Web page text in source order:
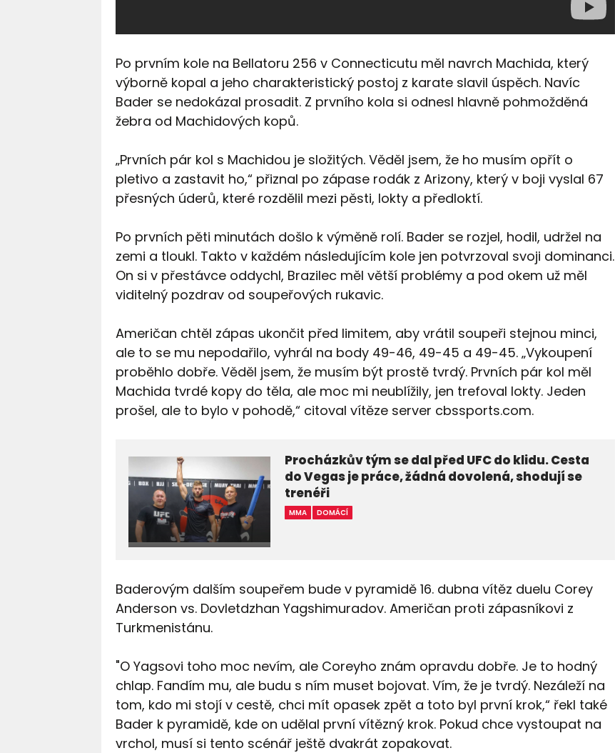
Po prvním kole na Bellatoru 256 v Connecticutu měl navrch Machida, který
výborně kopal a jeho charakteristický postoj z karate slavil úspěch. Navíc
Bader se nedokázal prosadit. Z prvního kola si odnesl hlavně pohmožděná
žebra od Machidových kopů.
„Prvních pár kol s Machidou je složitých. Věděl jsem, že ho musím opřít o
pletivo a zastavit ho,“ přiznal po zápase rodák z Arizony, který v boji vyslal 67
přesných úderů, které rozdělil mezi pěsti, lokty a předloktí.
Po prvních pěti minutách došlo k výměně rolí. Bader se rozjel, hodil, udržel na
zemi a tloukl. Takto v každém následujícím kole jen potvrzoval svoji dominanci.
On si v přestávce oddychl, Brazilec měl větší problémy a pod okem už měl
viditelný pozdrav od soupeřových rukavic.
Američan chtěl zápas ukončit před limitem, aby vrátil soupeři stejnou minci,
ale to se mu nepodařilo, vyhrál na body 49-46, 49-45 a 49-45. „Vykoupení
proběhlo dobře. Věděl jsem, že musím být prostě tvrdý. Prvních pár kol měl
Machida tvrdé kopy do těla, ale moc mi neublížily, jen trefoval lokty. Jeden
prošel, ale to bylo v pohodě,“ citoval vítěze server cbssports.com.
Procházkův tým se dal před UFC do klidu. Cesta
do Vegas je práce, žádná dovolená, shodují se
trenéři
MMA DOMÁCÍ
Baderovým dalším soupeřem bude v pyramidě 16. dubna vítěz duelu Corey
Anderson vs. Dovletdzhan Yagshimuradov. Američan proti zápasníkovi z
Turkmenistánu.
"O Yagsovi toho moc nevím, ale Coreyho znám opravdu dobře. Je to hodný
chlap. Fandím mu, ale budu s ním muset bojovat. Vím, že je tvrdý. Nezáleží na
tom, kdo mi stojí v cestě, chci mít opasek zpět a toto byl první krok,“ řekl také
Bader k pyramidě, kde on udělal první vítězný krok. Pokud chce vystoupat na
vrchol, musí si tento scénář ještě dvakrát zopakovat.